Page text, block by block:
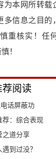
为本网所转载
多信息之目的
重核实！任
！
荐阅读
话屏蔽功
荐：综合表现
之道分享
到过没？